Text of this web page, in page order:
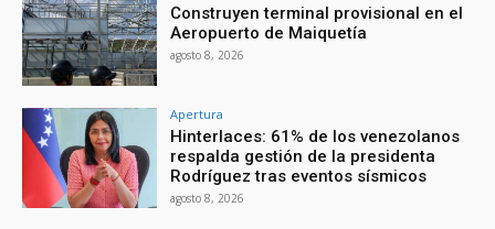
Construyen terminal provisional en el
Aeropuerto de Maiquetía
agosto 8, 2026
Apertura
Hinterlaces: 61% de los venezolanos
respalda gestión de la presidenta
Rodríguez tras eventos sísmicos
agosto 8, 2026